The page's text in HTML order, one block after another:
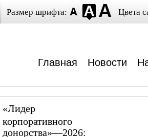
Размер шрифта: Цвета
Главная Новости
«Лидер
корпоративного
донорства»—2026: